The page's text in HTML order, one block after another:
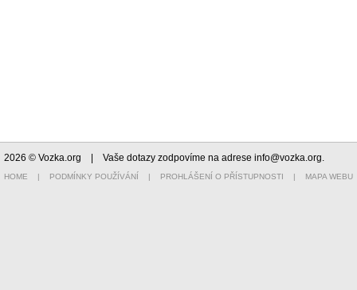
2026 © Vozka.org | Vaše dotazy zodpovíme na adrese info@vozka.org.
HOME | PODMÍNKY POUŽÍVÁNÍ | PROHLÁŠENÍ O PŘÍSTUPNOSTI | MAPA WEBU